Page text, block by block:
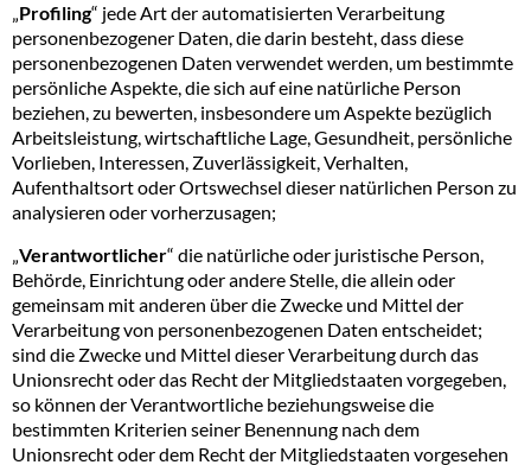
„Profiling“ jede Art der automatisierten Verarbeitung
personenbezogener Daten, die darin besteht, dass diese
personenbezogenen Daten verwendet werden, um bestimmte
persönliche Aspekte, die sich auf eine natürliche Person
beziehen, zu bewerten, insbesondere um Aspekte bezüglich
Arbeitsleistung, wirtschaftliche Lage, Gesundheit, persönliche
Vorlieben, Interessen, Zuverlässigkeit, Verhalten,
Aufenthaltsort oder Ortswechsel dieser natürlichen Person zu
analysieren oder vorherzusagen;
„Verantwortlicher“ die natürliche oder juristische Person,
Behörde, Einrichtung oder andere Stelle, die allein oder
gemeinsam mit anderen über die Zwecke und Mittel der
Verarbeitung von personenbezogenen Daten entscheidet;
sind die Zwecke und Mittel dieser Verarbeitung durch das
Unionsrecht oder das Recht der Mitgliedstaaten vorgegeben,
so können der Verantwortliche beziehungsweise die
bestimmten Kriterien seiner Benennung nach dem
Unionsrecht oder dem Recht der Mitgliedstaaten vorgesehen